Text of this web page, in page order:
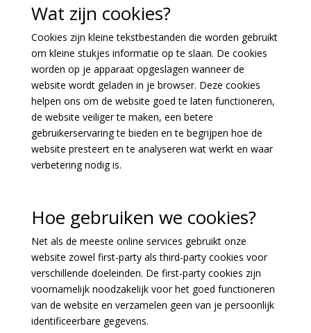
Wat zijn cookies?
Cookies zijn kleine tekstbestanden die worden gebruikt
om kleine stukjes informatie op te slaan. De cookies
worden op je apparaat opgeslagen wanneer de
website wordt geladen in je browser. Deze cookies
helpen ons om de website goed te laten functioneren,
de website veiliger te maken, een betere
gebruikerservaring te bieden en te begrijpen hoe de
website presteert en te analyseren wat werkt en waar
verbetering nodig is.
Hoe gebruiken we cookies?
Net als de meeste online services gebruikt onze
website zowel first-party als third-party cookies voor
verschillende doeleinden. De first-party cookies zijn
voornamelijk noodzakelijk voor het goed functioneren
van de website en verzamelen geen van je persoonlijk
identificeerbare gegevens.